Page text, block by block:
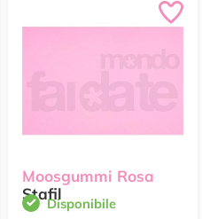
Moosgummi Rosa
Stafil
Disponibile